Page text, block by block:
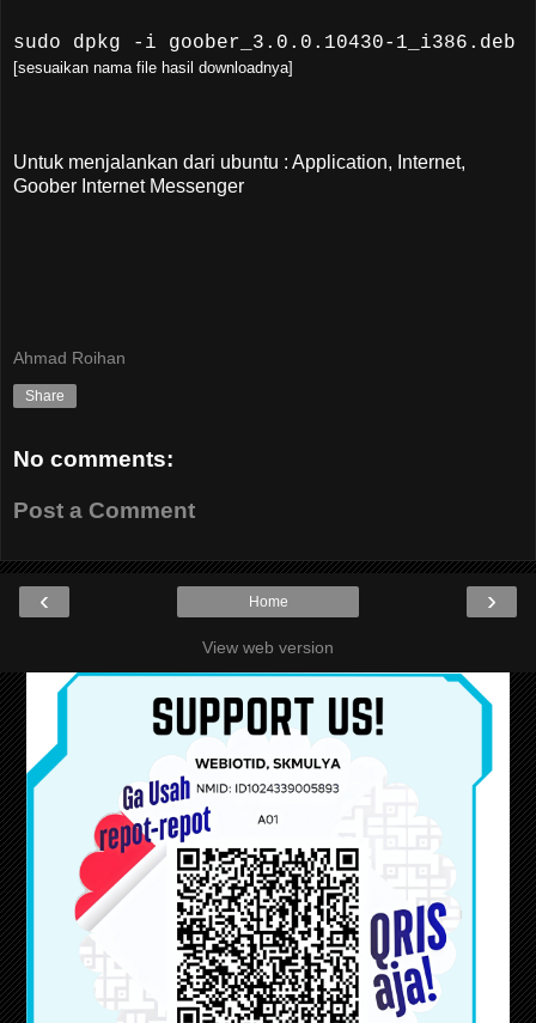
sudo dpkg -i goober_3.0.0.10430-1_i386.deb
[sesuaikan nama file hasil downloadnya]
Untuk menjalankan dari ubuntu : Application, Internet,
Goober Internet Messenger
Ahmad Roihan
Share
No comments:
Post a Comment
‹ ›
Home
View web version